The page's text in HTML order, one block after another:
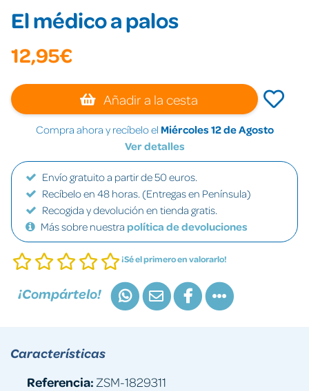
El médico a palos
12,95€
Añadir a la cesta
Compra ahora y recíbelo el Miércoles 12 de Agosto
Ver detalles
Envío gratuito a partir de 50 euros.
Recíbelo en 48 horas. (Entregas en Península)
Recogida y devolución en tienda gratis.
Más sobre nuestra política de devoluciones
¡Sé el primero en valorarlo!
¡Compártelo!
Características
Referencia: ZSM-1829311